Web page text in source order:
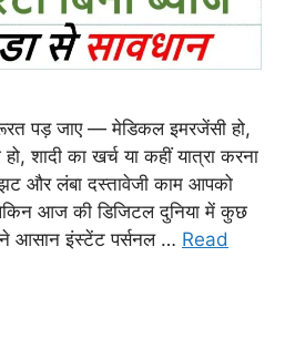
पड़ जाए — मेडिकल इमरजेंसी हो,
शादी का खर्च या कहीं यात्रा करना
और लंबा दस्तावेजी काम आपको
आज की डिजिटल दुनिया में कुछ
ने आसान इंस्टेंट पर्सनल … Read